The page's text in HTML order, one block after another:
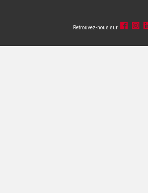
Retrouvez-nous sur